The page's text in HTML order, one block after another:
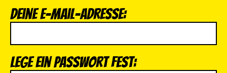
Deine E-Mail-Adresse:
Lege ein Passwort fest: